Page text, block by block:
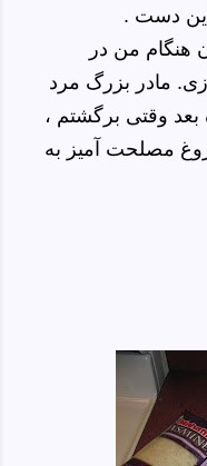
این دست .
هنگام من در
مادر بزرگ مرد
وقتی برگشتم ،
مصلحت آمیز به